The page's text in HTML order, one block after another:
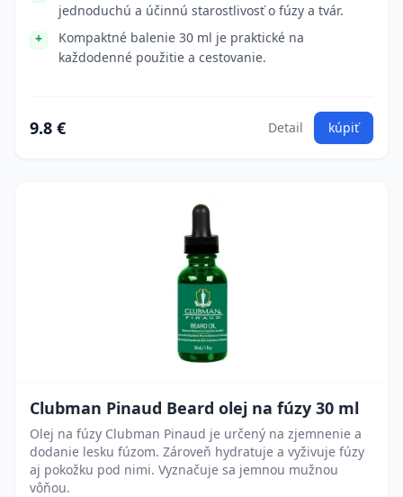
jednoduchú a účinnú starostlivosť o fúzy a tvár.
Kompaktné balenie 30 ml je praktické na
každodenné použitie a cestovanie.
9.8 € Detail kúpiť
Clubman Pinaud Beard olej na fúzy 30 ml
Olej na fúzy Clubman Pinaud je určený na zjemnenie a
dodanie lesku fúzom. Zároveň hydratuje a vyživuje fúzy
aj pokožku pod nimi. Vyznačuje sa jemnou mužnou
vôňou.